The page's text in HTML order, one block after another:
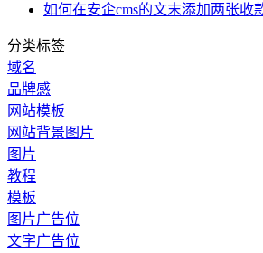
如何在安企cms的文末添加两张收
分类标签
域名
品牌感
网站模板
网站背景图片
图片
教程
模板
图片广告位
文字广告位